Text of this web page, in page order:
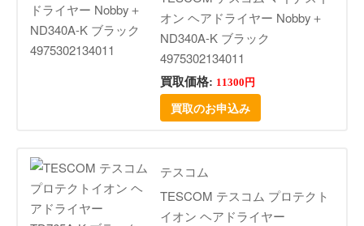
オン ヘアドライヤー Nobby＋
ND340A-K ブラック
4975302134011
買取価格: 11300円
買取のお申込み
テスコム
TESCOM テスコム プロテクト
イオン ヘアドライヤー